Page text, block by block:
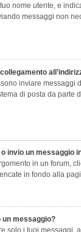
nome utente, e
messaggi non
inviare messaggi
di posta da parte
invio un messaggio
in un forum,
in fondo alla
messaggio?
solo i tuoi messaggi,